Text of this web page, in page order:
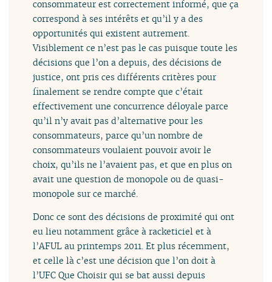
consommateur est correctement informé, que ça
correspond à ses intérêts et qu’il y a des
opportunités qui existent autrement.
Visiblement ce n’est pas le cas puisque toute les
décisions que l’on a depuis, des décisions de
justice, ont pris ces différents critères pour
finalement se rendre compte que c’était
effectivement une concurrence déloyale parce
qu’il n’y avait pas d’alternative pour les
consommateurs, parce qu’un nombre de
consommateurs voulaient pouvoir avoir le
choix, qu’ils ne l’avaient pas, et que en plus on
avait une question de monopole ou de quasi-
monopole sur ce marché.
Donc ce sont des décisions de proximité qui ont
eu lieu notamment grâce à racketiciel et à
l’AFUL au printemps 2011. Et plus récemment,
et celle là c’est une décision que l’on doit à
l’UFC Que Choisir qui se bat aussi depuis